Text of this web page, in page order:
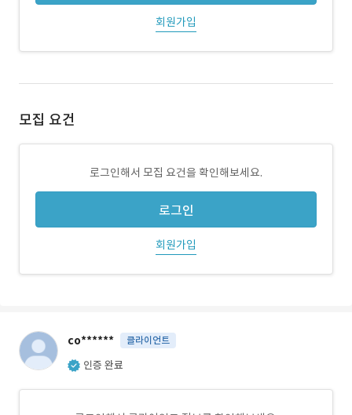
회원가입
모집 요건
로그인해서 모집 요건을 확인해보세요.
로그인
회원가입
co****** 클라이언트
인증 완료